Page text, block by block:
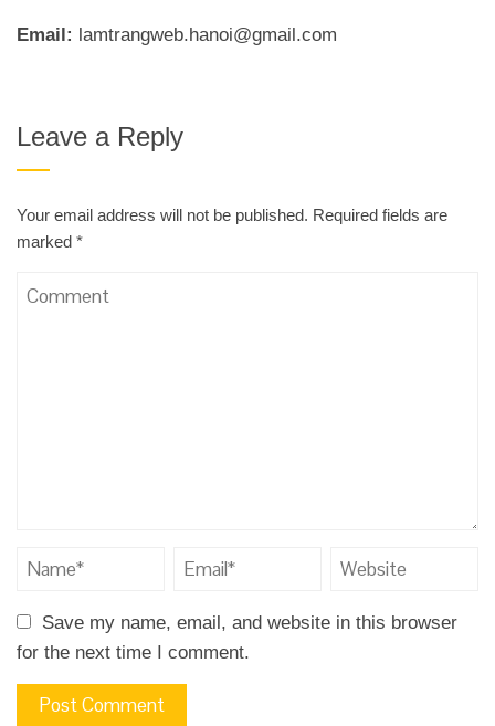
Email: lamtrangweb.hanoi@gmail.com
Leave a Reply
Your email address will not be published. Required fields are
marked *
Save my name, email, and website in this browser
for the next time I comment.